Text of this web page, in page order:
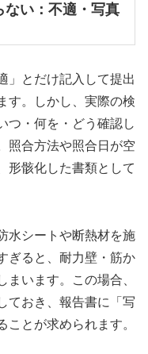
ない：不適・写真
」とだけ記入して提出
す。しかし、実際の検
つ・何を・どう確認し
照合方法や照合日が空
形骸化した書類として
水シートや断熱材を施
ぎると、耐力壁・筋か
います。この場合、
ておき、報告書に「写
とが求められます。